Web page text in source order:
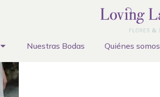
Nuestras Bodas Quiénes somos